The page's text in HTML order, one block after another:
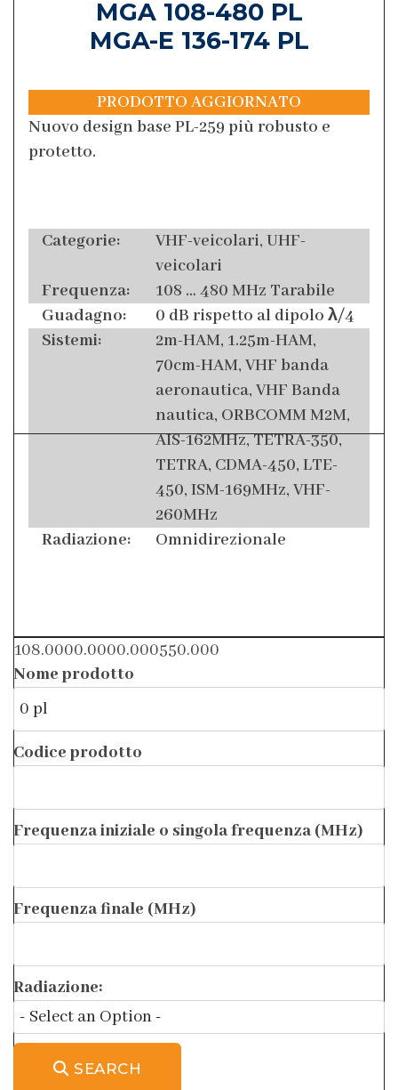
MGA 108-480 PL
MGA-E 136-174 PL
PRODOTTO AGGIORNATO
Nuovo design base PL-259 più robusto e
protetto.
Categorie:
VHF-veicolari, UHF-
veicolari
Frequenza:
108 … 480 MHz Tarabile
Guadagno:
0 dB rispetto al dipolo λ/4
Sistemi:
2m-HAM, 1.25m-HAM,
70cm-HAM, VHF banda
aeronautica, VHF Banda
nautica, ORBCOMM M2M,
AIS-162MHz, TETRA-350,
TETRA, CDMA-450, LTE-
450, ISM-169MHz, VHF-
260MHz
Radiazione:
Omnidirezionale
108.0000.0000.000550.000
Nome prodotto
Codice prodotto
Frequenza iniziale o singola frequenza (MHz)
Frequenza finale (MHz)
Radiazione:
SEARCH